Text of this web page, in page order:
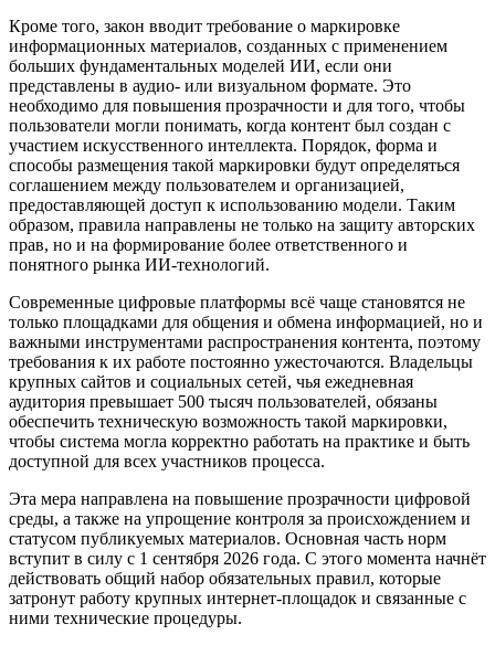
Кроме того, закон вводит требование о маркировке
информационных материалов, созданных с применением
больших фундаментальных моделей ИИ, если они
представлены в аудио- или визуальном формате. Это
необходимо для повышения прозрачности и для того, чтобы
пользователи могли понимать, когда контент был создан с
участием искусственного интеллекта. Порядок, форма и
способы размещения такой маркировки будут определяться
соглашением между пользователем и организацией,
предоставляющей доступ к использованию модели. Таким
образом, правила направлены не только на защиту авторских
прав, но и на формирование более ответственного и
понятного рынка ИИ-технологий.
Современные цифровые платформы всё чаще становятся не
только площадками для общения и обмена информацией, но и
важными инструментами распространения контента, поэтому
требования к их работе постоянно ужесточаются. Владельцы
крупных сайтов и социальных сетей, чья ежедневная
аудитория превышает 500 тысяч пользователей, обязаны
обеспечить техническую возможность такой маркировки,
чтобы система могла корректно работать на практике и быть
доступной для всех участников процесса.
Эта мера направлена на повышение прозрачности цифровой
среды, а также на упрощение контроля за происхождением и
статусом публикуемых материалов. Основная часть норм
вступит в силу с 1 сентября 2026 года. С этого момента начнёт
действовать общий набор обязательных правил, которые
затронут работу крупных интернет-площадок и связанные с
ними технические процедуры.